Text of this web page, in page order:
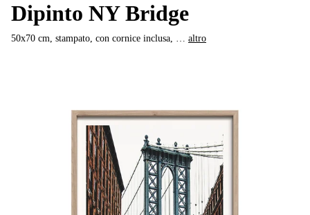
Dipinto NY Bridge
50x70 cm, stampato, con cornice inclusa, … altro